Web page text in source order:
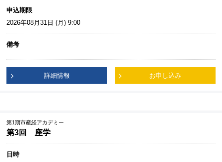
申込期限
2026年08月31日 (月) 9:00
備考
詳細情報 お申し込み
第1期市産経アカデミー
第3回 座学
日時